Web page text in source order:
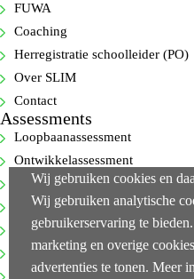
FUWA
Coaching
Herregistratie schoolleider (PO)
Over SLIM
Contact
Assessments
Loopbaanassessment
Ontwikkelassessment
Selectie-assessment
360-gradenfeedback
Cognitieve capaciteitentest
Executive-assessments
Bekijk alle…
Wij gebruiken cookies en
Wij gebruiken analytische
gebruikerservaring te
marketing en overige
advertenties te tonen. Meer